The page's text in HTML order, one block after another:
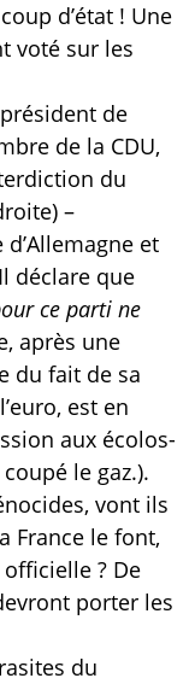
d’état ! Une
voté sur les
de
de la CDU,
du
–
et
déclare que
ce parti ne
après une
du fait de sa
est en
aux écolos-
le gaz.).
vont ils
France le font,
? De
porter les
du